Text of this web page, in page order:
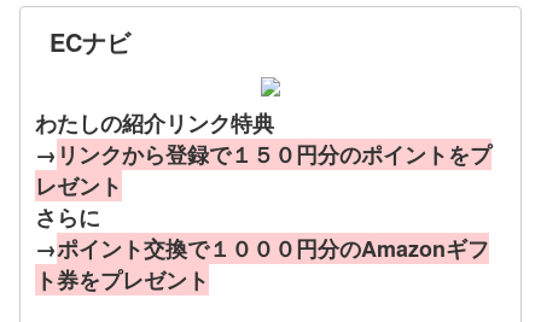
ECナビ
わたしの紹介リンク特典
→ リンクから登録で１５０円分のポイントをプ
レゼント
さらに
→ポイント交換で１０００円分のAmazonギフ
ト券をプレゼント